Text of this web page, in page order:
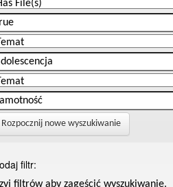
Rozpocznij nowe wyszukiwanie
filtr:
filtrów aby zagęścić wyszukiwanie.